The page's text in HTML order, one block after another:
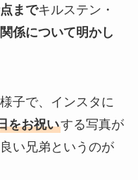
までキルステン・
係について明かし
子で、インスタに
をお祝いする写真が
い兄弟というのが